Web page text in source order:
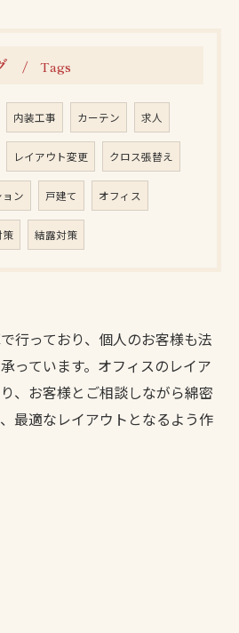
Tags
内装工事 カーテン 求人
レイアウト変更 クロス張替え
ョン 戸建て オフィス
策 結露対策
行っており、個人のお客様も法
っています。オフィスのレイア
、お客様とご相談しながら綿密
最適なレイアウトとなるよう作